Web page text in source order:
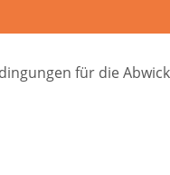
für die